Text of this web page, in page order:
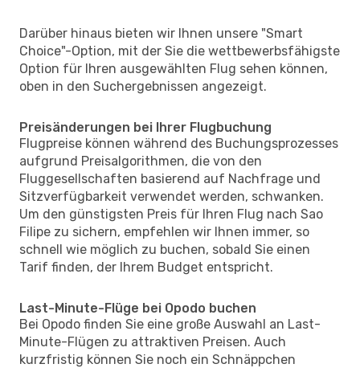
Darüber hinaus bieten wir Ihnen unsere "Smart
Choice"-Option, mit der Sie die wettbewerbsfähigste
Option für Ihren ausgewählten Flug sehen können,
oben in den Suchergebnissen angezeigt.
Preisänderungen bei Ihrer Flugbuchung
Flugpreise können während des Buchungsprozesses
aufgrund Preisalgorithmen, die von den
Fluggesellschaften basierend auf Nachfrage und
Sitzverfügbarkeit verwendet werden, schwanken.
Um den günstigsten Preis für Ihren Flug nach Sao
Filipe zu sichern, empfehlen wir Ihnen immer, so
schnell wie möglich zu buchen, sobald Sie einen
Tarif finden, der Ihrem Budget entspricht.
Last-Minute-Flüge bei Opodo buchen
Bei Opodo finden Sie eine große Auswahl an Last-
Minute-Flügen zu attraktiven Preisen. Auch
kurzfristig können Sie noch ein Schnäppchen